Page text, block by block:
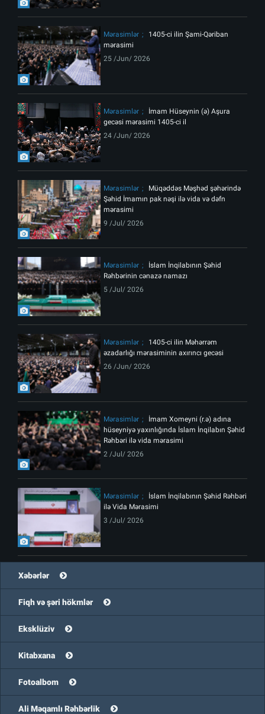
Mərasimlər
1405-ci ilin Şami-Qəriban
mərasimi
25 /Jun/ 2026
Mərasimlər
İmam Hüseynin (ə) Aşura
gecəsi mərasimi 1405-ci il
24 /Jun/ 2026
Mərasimlər
Müqəddəs Məşhəd şəhərində
Şəhid İmamın pak nəşi ilə vida və dəfn
mərasimi
9 /Jul/ 2026
Mərasimlər
İslam İnqilabının Şəhid
Rəhbərinin cənazə namazı
5 /Jul/ 2026
Mərasimlər
1405-ci ilin Məhərrəm
əzadarlığı mərasiminin axırıncı gecəsi
26 /Jun/ 2026
Mərasimlər
İmam Xomeyni (r.ə) adına
hüseyniyə yaxınlığında İslam İnqilabın Şəhid
Rəhbəri ilə vida mərasimi
2 /Jul/ 2026
Mərasimlər
İslam İnqilabının Şəhid Rəhbəri
ilə Vida Mərasimi
3 /Jul/ 2026
Xəbərlər
Fiqh və şəri hökmlər
Eksklüziv
Kitabxana
Fotoalbom
Ali Məqamlı Rəhbərlik